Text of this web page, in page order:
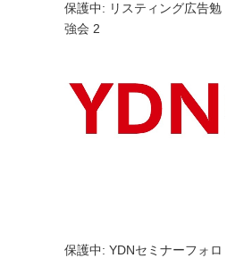
保護中: リスティング広告勉
強会 2
保護中: YDNセミナーフォロ